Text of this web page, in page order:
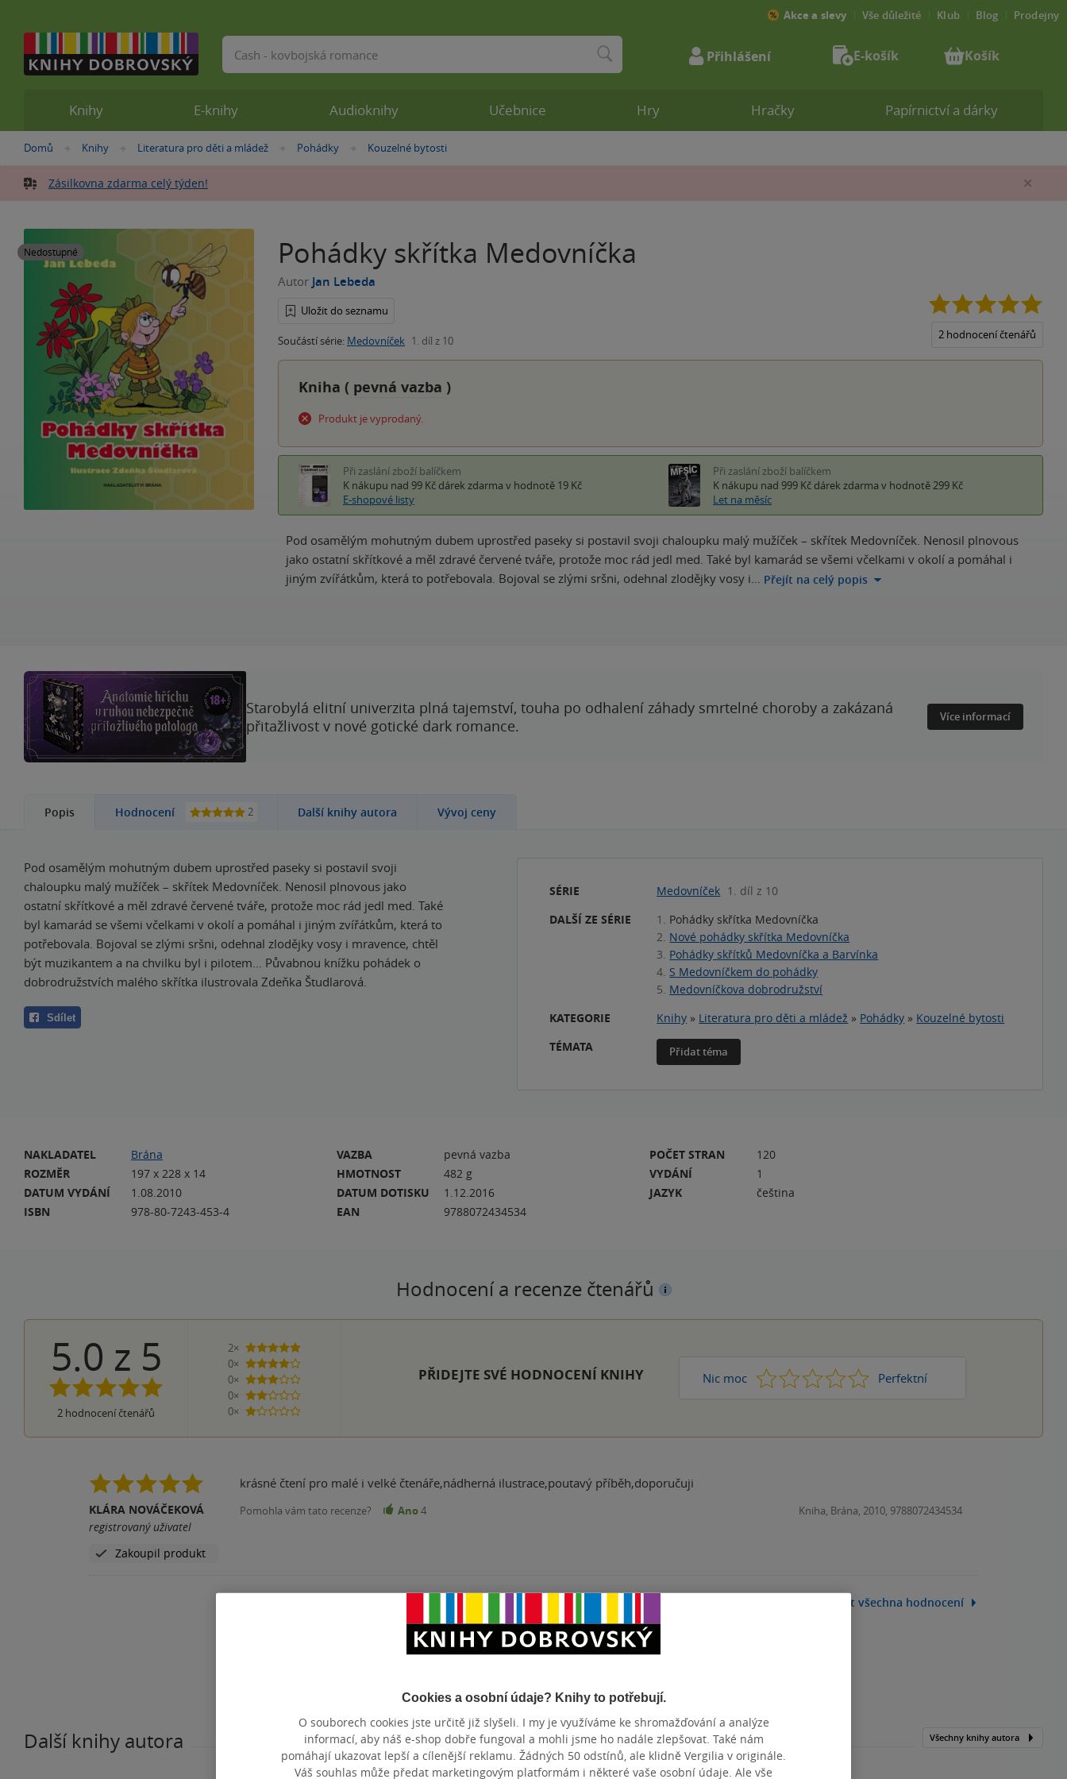
Nacházíte
zde:
Domů »
Knihy »
Literatura pro děti a mládež »Pohádky »
Kouzelné bytosti
Zásilkovna zdarma celý týden!
Nedostupné Pohádky skřítka Medovníčka
Autor Jan Lebeda
Uložit do seznamu
Součástí série: Medovníček 1. díl z 10 2 hodnocení čtenářů
Kniha ( pevná vazba )
Produkt je vyprodaný.
Při zaslání zboží balíčkem
K nákupu nad 99 Kč dárek zdarma v hodnotě 19 Kč
E-shopové listy
Při zaslání zboží balíčkem
K nákupu nad 999 Kč dárek zdarma v hodnotě 299 Kč
Let na měsíc
Pod osamělým mohutným dubem uprostřed paseky si postavil svoji chaloupku malý mužíček – skřítek Medovníček. Nenosil plnovous
jako ostatní skřítkové a měl zdravé červené tváře, protože moc rád jedl med. Také byl kamarád se všemi včelkami v okolí a pomáhal i
jiným zvířátkům, která to potřebovala. Bojoval se zlými sršni, odehnal zlodějky vosy i… Přejít na celý popis
Starobylá elitní univerzita plná tajemství, touha po odhalení záhady smrtelné choroby a zakázaná
přitažlivost v nové gotické dark romance.
Více informací
Popis Hodnocení 2 Další knihy autora Vývoj ceny
Pod osamělým mohutným dubem uprostřed paseky si postavil svoji
chaloupku malý mužíček – skřítek Medovníček. Nenosil plnovous jako
ostatní skřítkové a měl zdravé červené tváře, protože moc rád jedl med. Také
byl kamarád se všemi včelkami v okolí a pomáhal i jiným zvířátkům, která to
potřebovala. Bojoval se zlými sršni, odehnal zlodějky vosy i mravence, chtěl
být muzikantem a na chvilku byl i pilotem… Půvabnou knížku pohádek o
dobrodružstvích malého skřítka ilustrovala Zdeňka Študlarová.
Sdílet
SÉRIE Medovníček 1. díl z 10
DALŠÍ ZE SÉRIE
1. Pohádky skřítka Medovníčka
2. Nové pohádky skřítka Medovníčka
3. Pohádky skřítků Medovníčka a Barvínka
4. S Medovníčkem do pohádky
5. Medovníčkova dobrodružství
KATEGORIE
Knihy » Literatura pro děti a mládež » Pohádky » Kouzelné bytosti
TÉMATA
Přidat téma
NAKLADATEL
Brána
ROZMĚR
197 x 228 x 14
DATUM VYDÁNÍ
1.08.2010
ISBN
978-80-7243-453-4
VAZBA
pevná vazba
HMOTNOST
482 g
DATUM DOTISKU
1.12.2016
EAN
9788072434534
POČET STRAN
120
VYDÁNÍ
1
JAZYK
čeština
Hodnocení a recenze čtenářů
5.0 z 5
2 hodnocení čtenářů
2×
5 hvězdiček
0×
4 hvězdičky
0×
3 hvězdičky
0×
2 hvězdičky
0×
1 hvezdička
PŘIDEJTE SVÉ HODNOCENÍ KNIHY Nic moc 1 2 3 4 Perfektní
5
KLÁRA NOVÁČEKOVÁ
registrovaný uživatel
Zakoupil produkt
krásné čtení pro malé i velké čtenáře,nádherná ilustrace,poutavý příběh,doporučuji
Pomohla vám tato recenze? Ano4 Kniha, Brána, 2010, 9788072434534
Zobrazit všechna hodnocení
Přidat hodnocení
Další knihy autora Všechny knihy autora
Knihy E-knihy Audioknihy Učebnice Hry Hračky Papírnictví a dárky
Akce a slevy Vše důležité Klub Blog Prodejny
Vyhledávání Přihlášení E-košík Košík
Cookies a osobní údaje? Knihy to potřebují.
O souborech cookies jste určitě již slyšeli. I my je využíváme ke shromažďování a analýze
informací, aby náš e-shop dobře fungoval a mohli jsme ho nadále zlepšovat. Také nám
pomáhají ukazovat lepší a cílenější reklamu. Žádných 50 odstínů, ale klidně Vergilia v originále.
Váš souhlas může předat marketingovým platformám i některé vaše osobní údaje. Ale vše